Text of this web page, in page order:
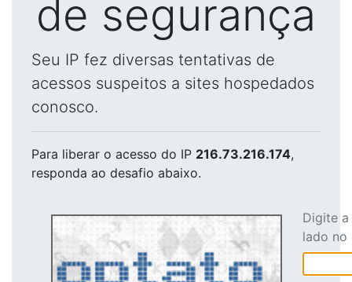
de segurança
Seu IP fez diversas tentativas de
acessos suspeitos a sites hospedados
conosco.
Para liberar o acesso do IP 216.73.216.174,
responda ao desafio abaixo.
Digite
lado no